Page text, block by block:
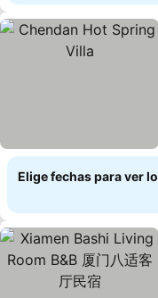
Elige fechas para ver